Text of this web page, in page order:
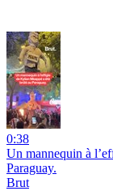
0:38
Un mannequin à
Paraguay.
Brut